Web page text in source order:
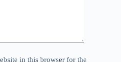
in this browser for the